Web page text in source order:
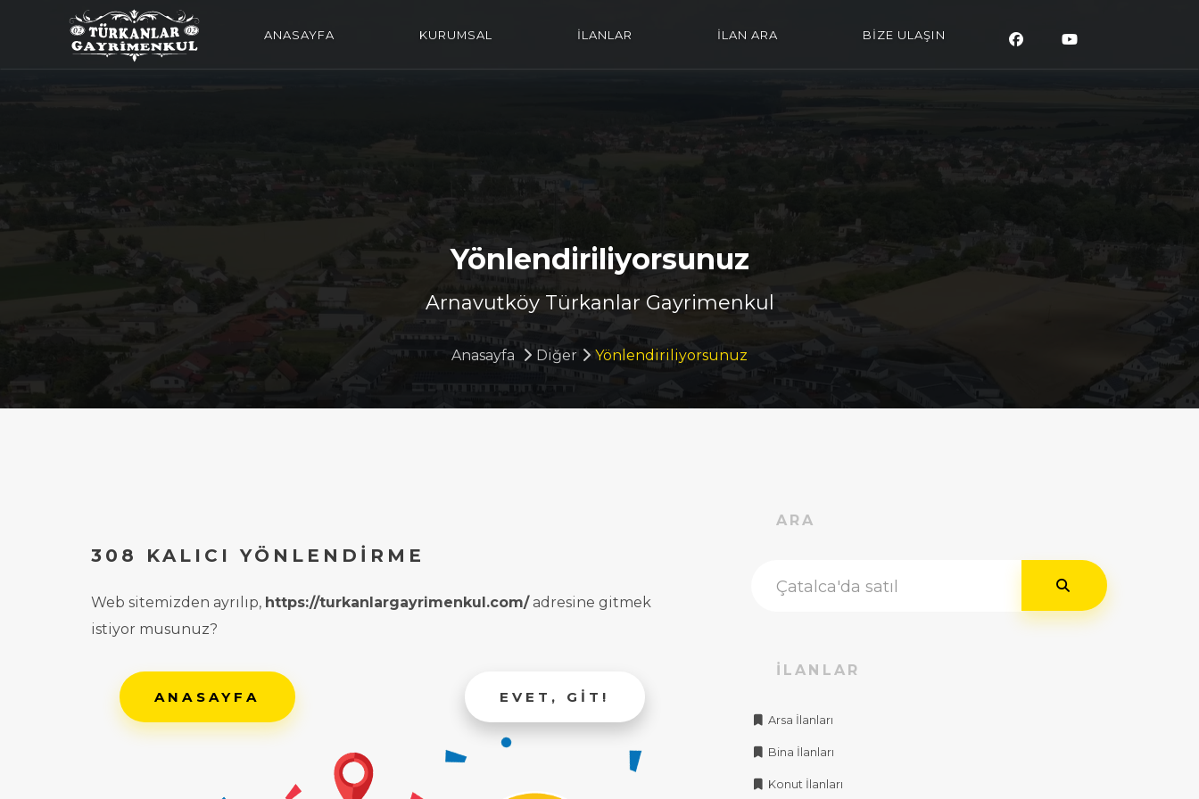
ANASAYFA KURUMSAL İLANLAR İLAN ARA BİZE ULAŞIN
Yönlendiriliyorsunuz
Arnavutköy Türkanlar Gayrimenkul
Anasayfa Diğer Yönlendiriliyorsunuz
308 KALICI YÖNLENDIRME
Web sitemizden ayrılıp, https://turkanlargayrimenkul.com/adresine gitmek
istiyor musunuz?
ANASAYFA EVET, GIT!
ARA
İLANLAR
Arsa İlanları
Bina İlanları
Konut İlanları